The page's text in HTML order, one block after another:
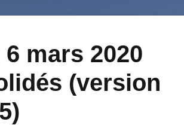
mars 2020
(version